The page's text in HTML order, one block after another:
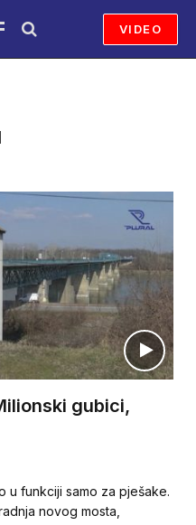
VIDEO
gubici,
u funkciji samo za pješake.
novog mosta,